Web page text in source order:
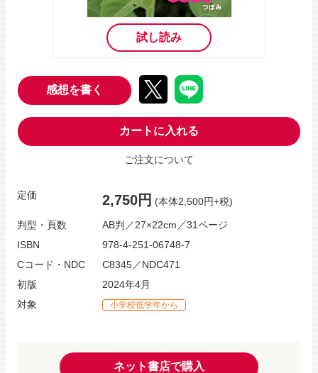
試し読み
感想を書く
カートに入れる
ご注文について
定価 2,750円 (本体2,500円+税)
判型・頁数
AB判／27×22cm／31ページ
ISBN
978-4-251-06748-7
Cコード・NDC
C8345／NDC471
初版
2024年4月
対象
小学校低学年から
ネット書店で購入